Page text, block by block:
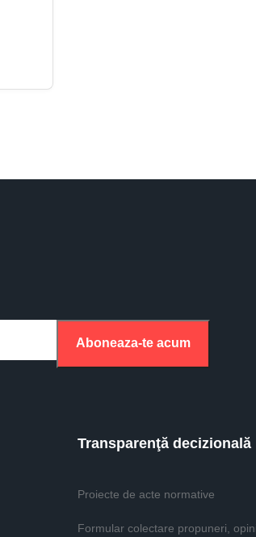
Aboneaza-te acum
Transparenţă decizională
Proiecte de acte normative
Formular colectare propuneri,